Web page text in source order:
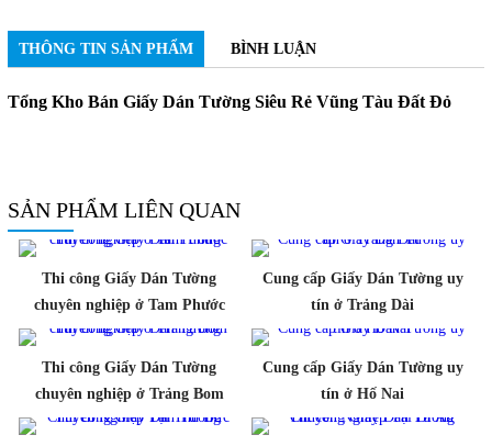
THÔNG TIN SẢN PHẨM BÌNH LUẬN
Tổng Kho Bán Giấy Dán Tường Siêu Rẻ Vũng Tàu Đất Đỏ
SẢN PHẨM LIÊN QUAN
Thi công Giấy Dán Tường
chuyên nghiệp ở Tam Phước
Cung cấp Giấy Dán Tường uy
tín ở Trảng Dài
Thi công Giấy Dán Tường
chuyên nghiệp ở Trảng Bom
Cung cấp Giấy Dán Tường uy
tín ở Hố Nai